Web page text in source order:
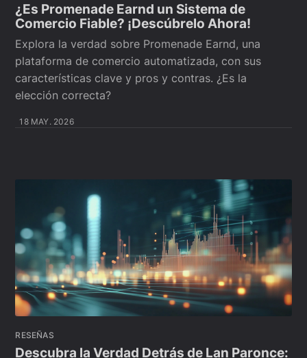
¿Es Promenade Earnd un Sistema de
Comercio Fiable? ¡Descúbrelo Ahora!
Explora la verdad sobre Promenade Earnd, una
plataforma de comercio automatizada, con sus
características clave y pros y contras. ¿Es la
elección correcta?
18 MAY. 2026
RESEÑAS
Descubra la Verdad Detrás de Lan Paronce: